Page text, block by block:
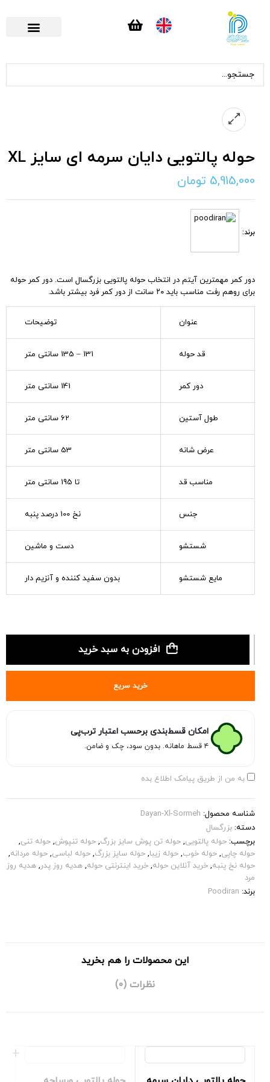
حوله پالتویی دایان سرمه ای سایز XL
5,915,000 تومان
برند:
دور کمر مهمترین آیتم در انتخاب حوله پالتویی بزرگسال است. دور کمر حوله
برای روهم رفت مناسب باید ۲۰ سانت از دور کمر فرد بیشتر باشد.
عنوان توضیحات
قد حوله
دور کمر
طول آستین
عرض شانه
مناسب قد تا 195 سانتی متر
جنس نخ 100 درصد پنبه
شستشو دست و ماشین
مایع شستشو بدون سفید کننده و آنزیم دار
افزودن به سبد خرید
خرید سریع
امکان قسط‌بندی برحسب اعتبار ترب‌پی
۴ قسط ماهانه. بدون سود، چک و ضامن.
به من از طریق پیامک اطلاع بده
شناسه محصول: Dayan-Xl-Sormeh
دسته: بزرگسال
برچسب: حوله پالتویی, حوله تن پوش سایز بزرگ, حوله تنپوش, حوله تنی,
حوله چاپی, حوله خوب, حوله زیبا, حوله سایز بزرگ, حوله لباسی, حوله مردانه,
حوله نخ پنبه, خرید آنلاین حوله, خرید اینترنتی حوله, هدیه روز پدر, هدیه روز
مرد
برند: Poodiran
این محصولات را هم بخرید
نظرات (0)